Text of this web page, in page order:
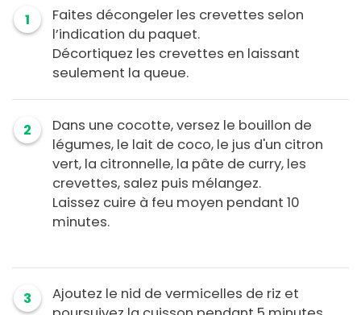
1
Faites décongeler les crevettes selon
l’indication du paquet.
Décortiquez les crevettes en laissant
seulement la queue.
2
Dans une cocotte, versez le bouillon de
légumes, le lait de coco, le jus d'un citron
vert, la citronnelle, la pâte de curry, les
crevettes, salez puis mélangez.
Laissez cuire à feu moyen pendant 10
minutes.
3
Ajoutez le nid de vermicelles de riz et